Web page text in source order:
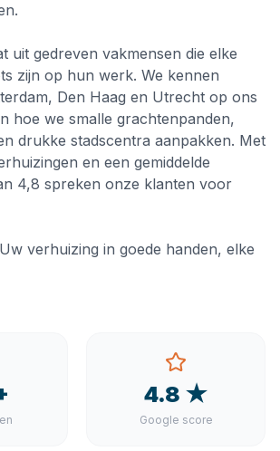
uit gedreven vakmensen die elke
zijn op hun werk. We kennen
Den Haag en Utrecht op ons
hoe we smalle grachtenpanden,
drukke stadscentra aanpakken. Met
en een gemiddelde
4,8 spreken onze klanten voor
verhuizing in goede handen, elke
4.8 ★
Google score